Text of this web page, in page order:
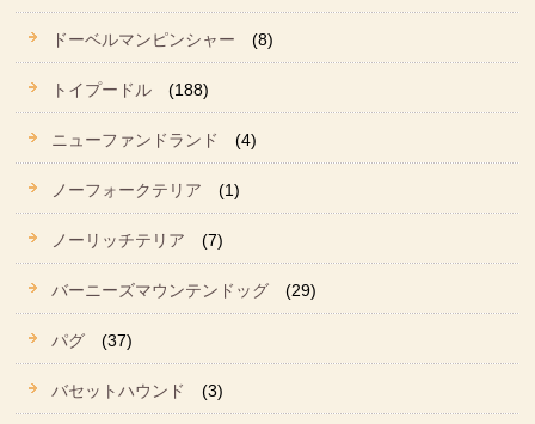
ドーベルマンピンシャー (8)
トイプードル (188)
ニューファンドランド (4)
ノーフォークテリア (1)
ノーリッチテリア (7)
バーニーズマウンテンドッグ (29)
パグ (37)
バセットハウンド (3)